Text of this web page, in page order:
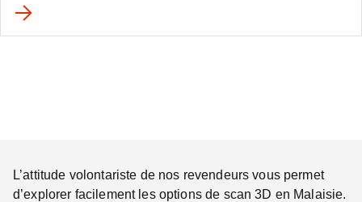
L’attitude volontariste de nos revendeurs vous permet
d’explorer facilement les options de scan 3D en Malaisie.